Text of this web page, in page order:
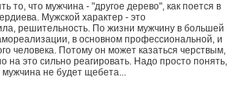
то, что мужчина - "другое дерево", как поется в
Мужской характер - это
решительность. По жизни мужчину в большей
в основном профессиональной, и
человека. Потому он может казаться черствым,
на это сильно реагировать. Надо просто понять,
мужчина не будет щебета...